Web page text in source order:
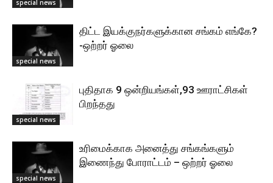
special news
special news
திட்ட இயக்குநர்களுக்கான சங்கம் எங்கே?
-ஒற்றர் ஓலை
special news
புதிதாக 9 ஒன்றியங்கள்,93 ஊராட்சிகள்
பிறந்தது
special news
உரிமைக்காக அனைத்து சங்கங்களும்
இணைந்து போராட்டம் – ஒற்றர் ஓலை